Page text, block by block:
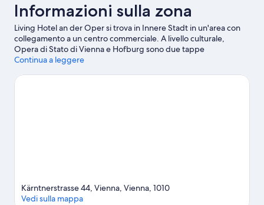
Informazioni sulla zona
Living Hotel an der Oper si trova in Innere Stadt in un'area con
collegamento a un centro commerciale. A livello culturale,
Opera di Stato di Vienna e Hofburg sono due tappe
assolutamente da non perdere. Tra le altre principali attrazioni
Scuola di Equitazione Spagnola e Mercatino di Natale di Vienna
Continua a leggere
Kärntnerstrasse 44, Vienna, Vienna, 1010
Vedi sulla mappa